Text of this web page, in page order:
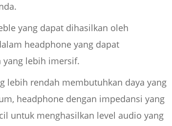
yang dapat dihasilkan oleh
headphone yang dapat
yang lebih imersif.
lebih rendah membutuhkan daya yang
headphone dengan impedansi yang
untuk menghasilkan level audio yang